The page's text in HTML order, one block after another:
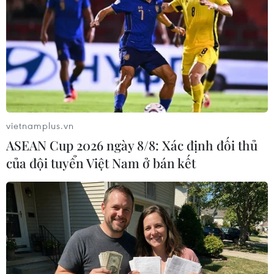
Liverpool nhận thất bại sốc trước đội cuối
bảng Premier League
22/10/2022 14:31
Taiwo Awoniyi đã ghi bàn thắng duy nhất để giúp
Nottingham Forest gây sốc với chiến thắng 1-0 trước
Liverpool ở trận đấu sớm vòng 12 Premier League.
vietnamplus.vn
ASEAN Cup 2026 ngày 8/8: Xác định đối thủ
của đội tuyển Việt Nam ở bán kết